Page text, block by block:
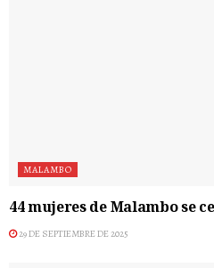
MALAMBO
44 mujeres de Malambo se
29 DE SEPTIEMBRE DE 2025